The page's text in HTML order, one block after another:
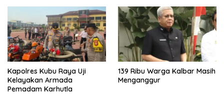
Kapolres Kubu Raya Uji
Kelayakan Armada
Pemadam Karhutla
139 Ribu Warga Kalbar Masih
Menganggur